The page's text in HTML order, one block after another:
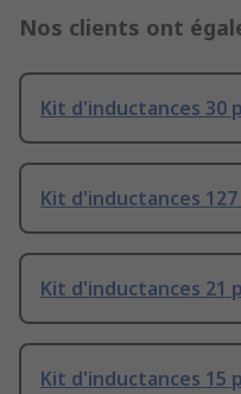
Nos clients ont
Kit d'inductances 30
Kit d'inductances
Kit d'inductances 21
Kit d'inductances 15